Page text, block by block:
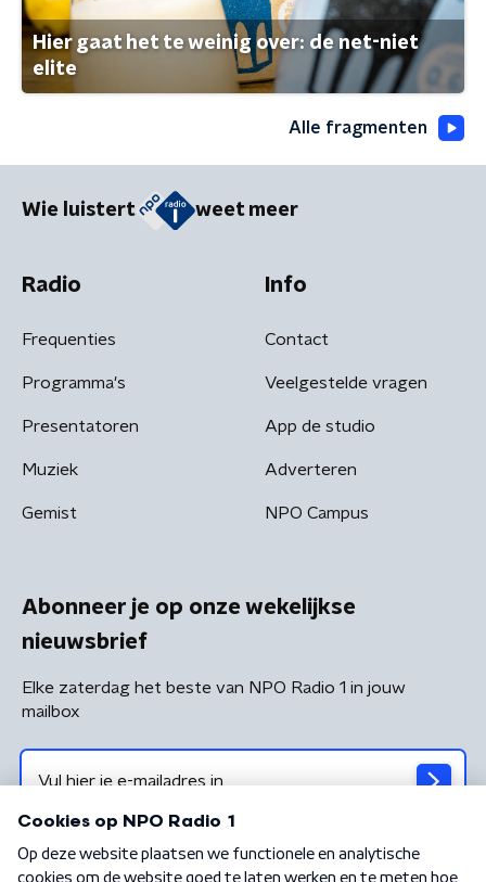
Hier gaat het te weinig over: de net-niet
elite
Alle fragmenten
Wie luistert weet meer
Radio
Frequenties
Programma's
Presentatoren
Muziek
Gemist
Info
Contact
Veelgestelde vragen
App de studio
Adverteren
NPO Campus
Abonneer je op onze wekelijkse
nieuwsbrief
Elke zaterdag het beste van NPO Radio 1 in jouw
mailbox